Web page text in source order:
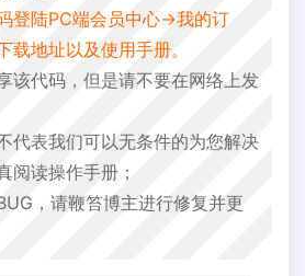
登陆PC端会员中心->我的订
载地址以及使用手册。
该代码，但是请不要在网络上发
代表我们可以无条件的为您解决
阅读操作手册；
，请鞭笞博主进行修复并更